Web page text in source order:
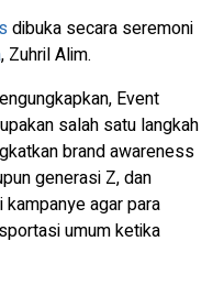
dibuka secara seremoni
, Zuhril Alim.
Event
salah satu langkah
brand awareness
generasi Z, dan
agar para
umum ketika